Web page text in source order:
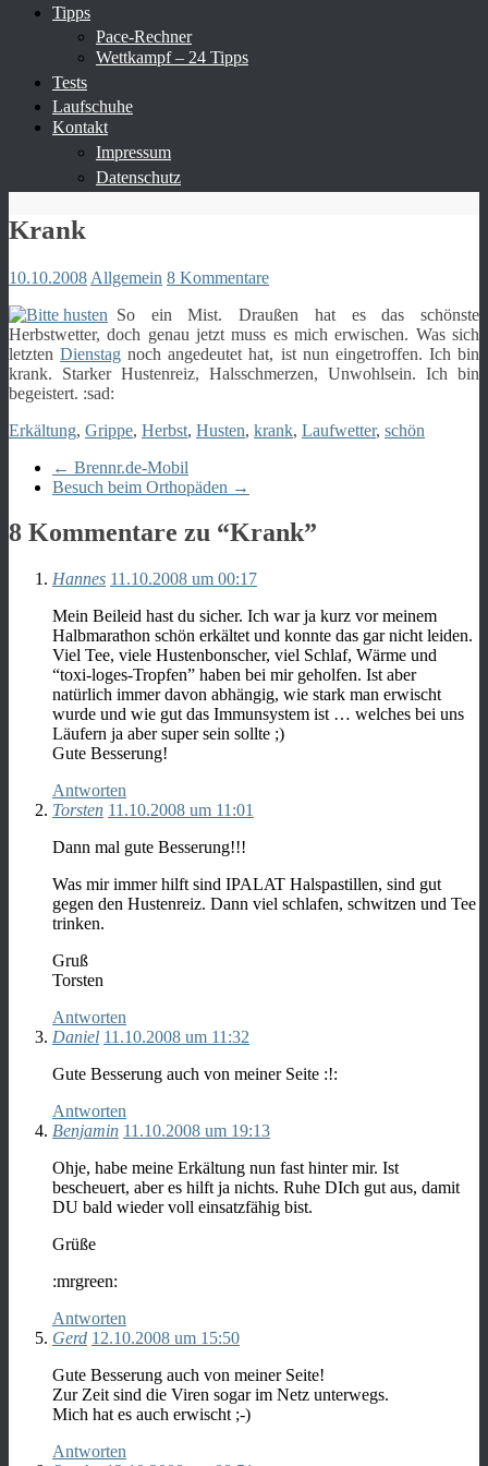
Tipps
Pace-Rechner
Wettkampf – 24 Tipps
Tests
Laufschuhe
Kontakt
Impressum
Datenschutz
Krank
10.10.2008 Allgemein 8 Kommentare
So ein Mist. Draußen hat es das schönste
Herbstwetter, doch genau jetzt muss es mich erwischen. Was sich
letztenDienstag noch angedeutet hat, ist nun eingetroffen. Ich bin
krank. Starker Hustenreiz, Halsschmerzen, Unwohlsein. Ich bin
begeistert. :sad:
Erkältung, Grippe, Herbst, Husten, krank, Laufwetter, schön
← Brennr.de-Mobil
Besuch beim Orthopäden →
8 Kommentare zu “Krank”
Hannes 11.10.2008 um 00:17
Mein Beileid hast du sicher. Ich war ja kurz vor meinem
Halbmarathon schön erkältet und konnte das gar nicht leiden.
Viel Tee, viele Hustenbonscher, viel Schlaf, Wärme und
“toxi-loges-Tropfen” haben bei mir geholfen. Ist aber
natürlich immer davon abhängig, wie stark man erwischt
wurde und wie gut das Immunsystem ist … welches bei uns
Läufern ja aber super sein sollte ;)
Gute Besserung!
Antworten
Torsten 11.10.2008 um 11:01
Dann mal gute Besserung!!!
Was mir immer hilft sind IPALAT Halspastillen, sind gut
gegen den Hustenreiz. Dann viel schlafen, schwitzen und Tee
trinken.
Gruß
Torsten
Antworten
Daniel 11.10.2008 um 11:32
Gute Besserung auch von meiner Seite :!:
Antworten
Benjamin 11.10.2008 um 19:13
Ohje, habe meine Erkältung nun fast hinter mir. Ist
bescheuert, aber es hilft ja nichts. Ruhe DIch gut aus, damit
DU bald wieder voll einsatzfähig bist.
Grüße
:mrgreen:
Antworten
Gerd 12.10.2008 um 15:50
Gute Besserung auch von meiner Seite!
Zur Zeit sind die Viren sogar im Netz unterwegs.
Mich hat es auch erwischt ;-)
Antworten